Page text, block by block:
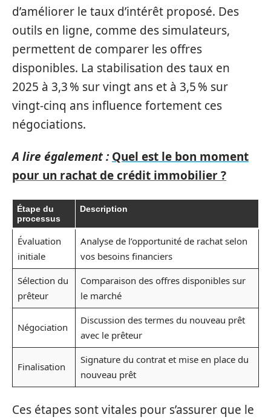
d’améliorer le taux d’intérêt proposé. Des
outils en ligne, comme des simulateurs,
permettent de comparer les offres
disponibles. La stabilisation des taux en
2025 à 3,3 % sur vingt ans et à 3,5 % sur
vingt-cinq ans influence fortement ces
négociations.
A lire également : Quel est le bon moment
pour un rachat de crédit immobilier ?
Étape du
processus
Description
Évaluation
initiale
Analyse de l’opportunité de rachat selon
vos besoins financiers
Sélection du
prêteur
Comparaison des offres disponibles sur
le marché
Négociation
Discussion des termes du nouveau prêt
avec le prêteur
Finalisation
Signature du contrat et mise en place du
nouveau prêt
Ces étapes sont vitales pour s’assurer que le